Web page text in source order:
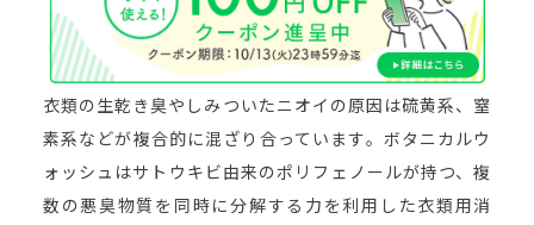
衣類の生乾き臭やしみついたニオイの原因は硫黄系、窒
素系などが複合的に混ざり合っています。ボタニカルウ
ォッシュはサトウキビ由来のポリフェノールが持つ、複
数の悪臭物質を同時に分解する力を利用した衣類用消